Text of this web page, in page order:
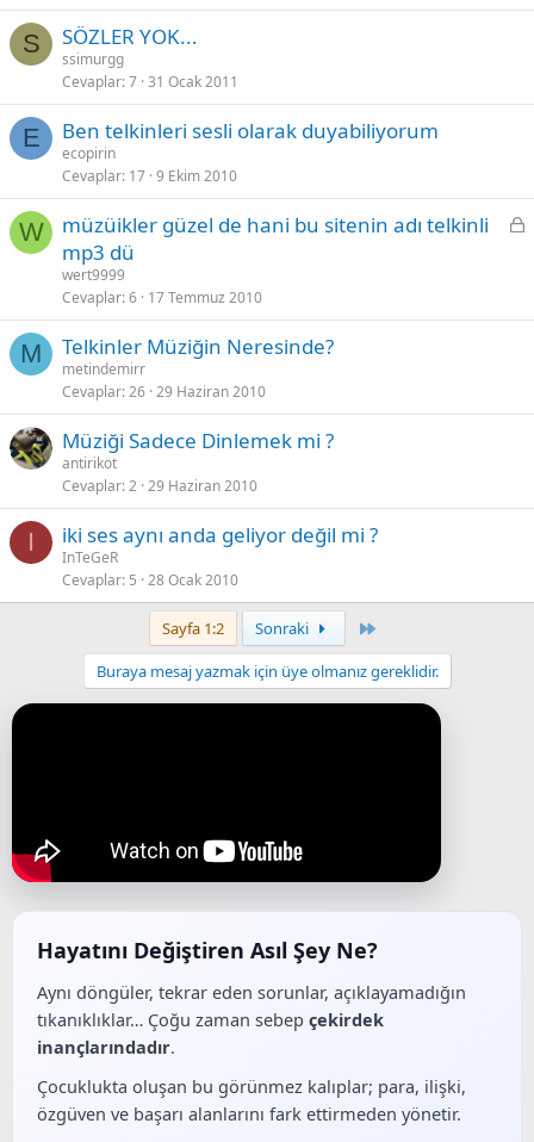
S SÖZLER YOK...
ssimurgg
Cevaplar 7 31 Ocak 2011
E Ben telkinleri sesli olarak duyabiliyorum
ecopirin
Cevaplar 17 9 Ekim 2010
W
K
t
müzüikler güzel de hani bu sitenin adı telkinli
mp3 dü
wert9999
Cevaplar 6 17 Temmuz 2010
M Telkinler Müziğin Neresinde?
metindemirr
Cevaplar 26 29 Haziran 2010
Müziği Sadece Dinlemek mi ?
antirikot
Cevaplar 2 29 Haziran 2010
I iki ses aynı anda geliyor değil mi ?
InTeGeR
Cevaplar 5 28 Ocak 2010
Sayfa 1:2 Sonraki
Buraya mesaj yazmak için üye olmanız gereklidir.
Hayatını Değiştiren Asıl Şey Ne?
Aynı döngüler, tekrar eden sorunlar, açıklayamadığın
tıkanıklıklar… Çoğu zaman sebep çekirdek
inançlarındadır.
Çocuklukta oluşan bu görünmez kalıplar; para, ilişki,
özgüven ve başarı alanlarını fark ettirmeden yönetir.